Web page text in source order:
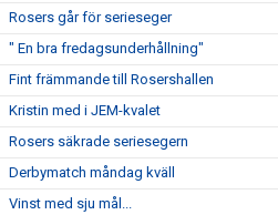
Rosers går för serieseger
" En bra fredagsunderhållning"
Fint främmande till Rosershallen
Kristin med i JEM-kvalet
Rosers säkrade seriesegern
Derbymatch måndag kväll
Vinst med sju mål...